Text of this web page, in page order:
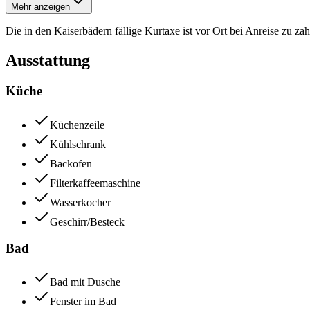
Mehr anzeigen
Die in den Kaiserbädern fällige Kurtaxe ist vor Ort bei Anreise zu
Ausstattung
Küche
Küchenzeile
Kühlschrank
Backofen
Filterkaffeemaschine
Wasserkocher
Geschirr/Besteck
Bad
Bad mit Dusche
Fenster im Bad